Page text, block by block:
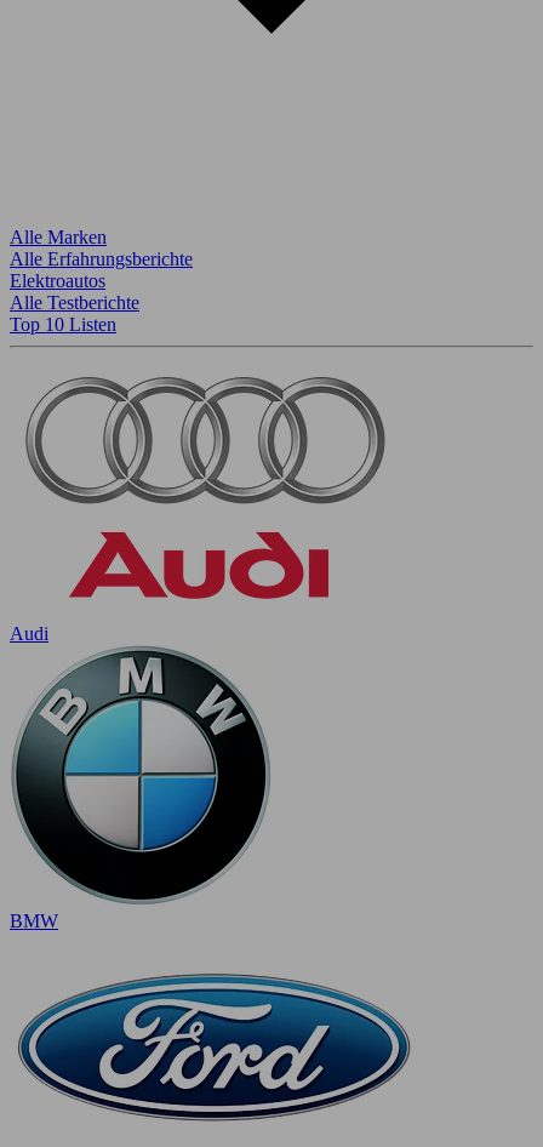
Alle Marken
Alle Erfahrungsberichte
Elektroautos
Alle Testberichte
Top 10 Listen
Audi
BMW